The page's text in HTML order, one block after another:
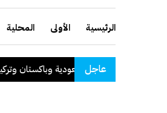
الرئيسية الأولى المحلية
عاجل
السعودية وباكستان وتركيا توقع